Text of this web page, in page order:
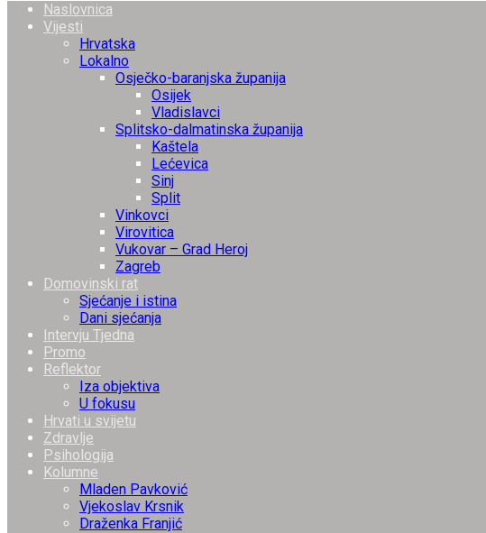
Naslovnica
Vijesti
Hrvatska
Lokalno
Osječko-baranjska županija
Osijek
Vladislavci
Splitsko-dalmatinska županija
Kaštela
Lećevica
Sinj
Split
Vinkovci
Virovitica
Vukovar – Grad Heroj
Zagreb
Domovinski rat
Sjećanje i istina
Dani sjećanja
Intervju Tjedna
Promo
Reflektor
Iza objektiva
U fokusu
Hrvati u svijetu
Zdravlje
Psihologija
Kolumne
Mladen Pavković
Vjekoslav Krsnik
Draženka Franjić